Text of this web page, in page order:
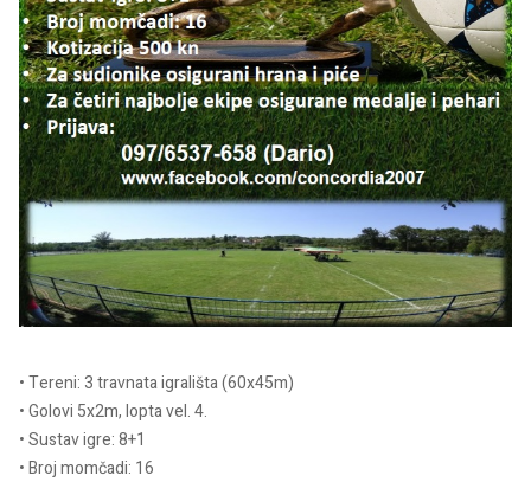
• Tereni: 3 travnata igrališta (60x45m)
• Golovi 5x2m, lopta vel. 4.
• Sustav igre: 8+1
• Broj momčadi: 16